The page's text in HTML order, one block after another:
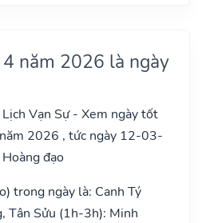
năm 2026 là ngày
Vạn Sự - Xem ngày tốt
2026 , tức ngày 12-03-
đạo
trong ngày là: Canh Tý
Tân Sửu (1h-3h): Minh